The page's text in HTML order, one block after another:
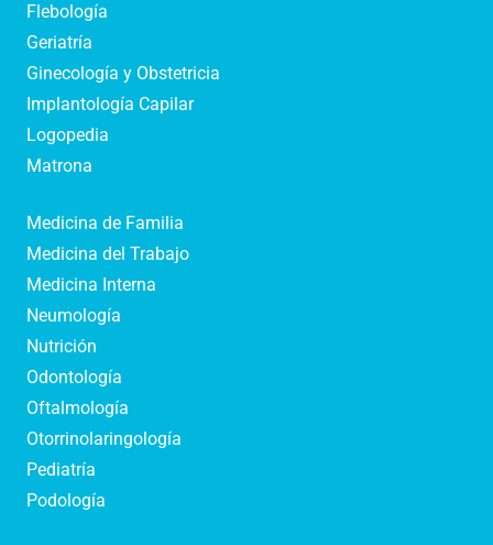
Flebología
Geriatría
Ginecología y Obstetricia
Implantología Capilar
Logopedia
Matrona
Medicina de Familia
Medicina del Trabajo
Medicina Interna
Neumología
Nutrición
Odontología
Oftalmología
Otorrinolaringología
Pediatría
Podología